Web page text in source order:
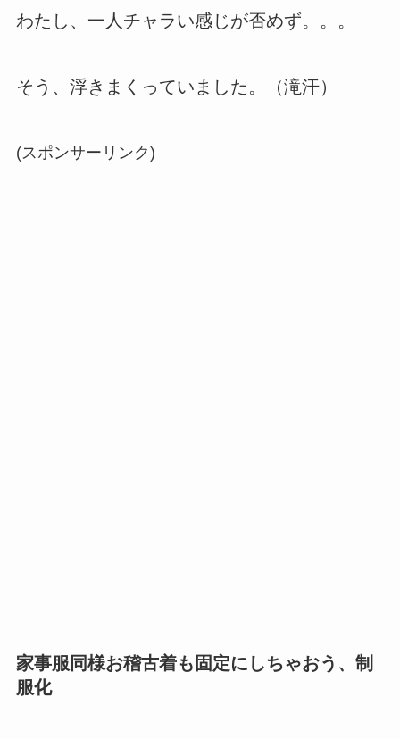
わたし、一人チャラい感じが否めず。。。
そう、浮きまくっていました。（滝汗）
(スポンサーリンク)
家事服同様お稽古着も固定にしちゃおう、制
服化